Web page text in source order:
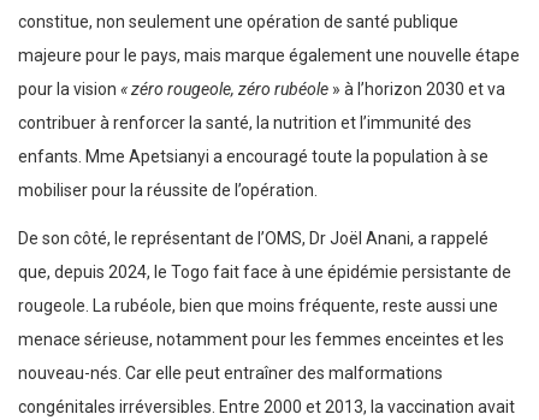
constitue, non seulement une opération de santé publique
majeure pour le pays, mais marque également une nouvelle étape
pour la vision « zéro rougeole, zéro rubéole » à l’horizon 2030 et va
contribuer à renforcer la santé, la nutrition et l’immunité des
enfants. Mme Apetsianyi a encouragé toute la population à se
mobiliser pour la réussite de l’opération.
De son côté, le représentant de l’OMS, Dr Joël Anani, a rappelé
que, depuis 2024, le Togo fait face à une épidémie persistante de
rougeole. La rubéole, bien que moins fréquente, reste aussi une
menace sérieuse, notamment pour les femmes enceintes et les
nouveau-nés. Car elle peut entraîner des malformations
congénitales irréversibles. Entre 2000 et 2013, la vaccination avait